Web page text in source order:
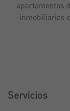
apartamentos
inmobiliarias
Servicios